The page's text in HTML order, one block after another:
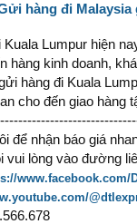
hàng đi Malaysia
Lumpur hiện
hàng kinh doanh,
hàng đi Kuala
cho đến giao hàng
để nhận báo giá
vui lòng vào đường
www.facebook.com/